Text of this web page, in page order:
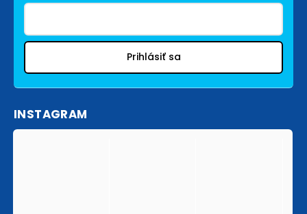
Prihlásiť sa
INSTAGRAM